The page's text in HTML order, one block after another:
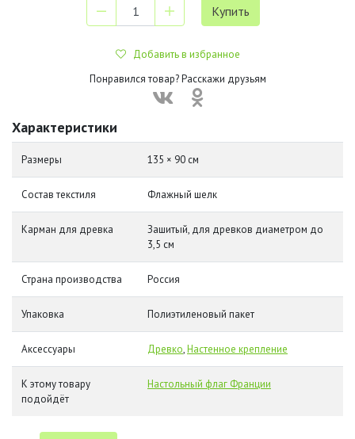
Добавить в избранное
Понравился товар? Расскажи друзьям
Характеристики
Размеры 135 × 90 см
Состав текстиля Флажный шелк
Карман для древка
Зашитый, для древков диаметром до
3,5 см
Страна производства Россия
Упаковка Полиэтиленовый пакет
Аксессуары Древко,Настенное крепление
К этому товару
подойдёт
Настольный флаг Франции